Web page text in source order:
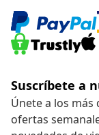
Suscríbete a
Únete a los más
ofertas